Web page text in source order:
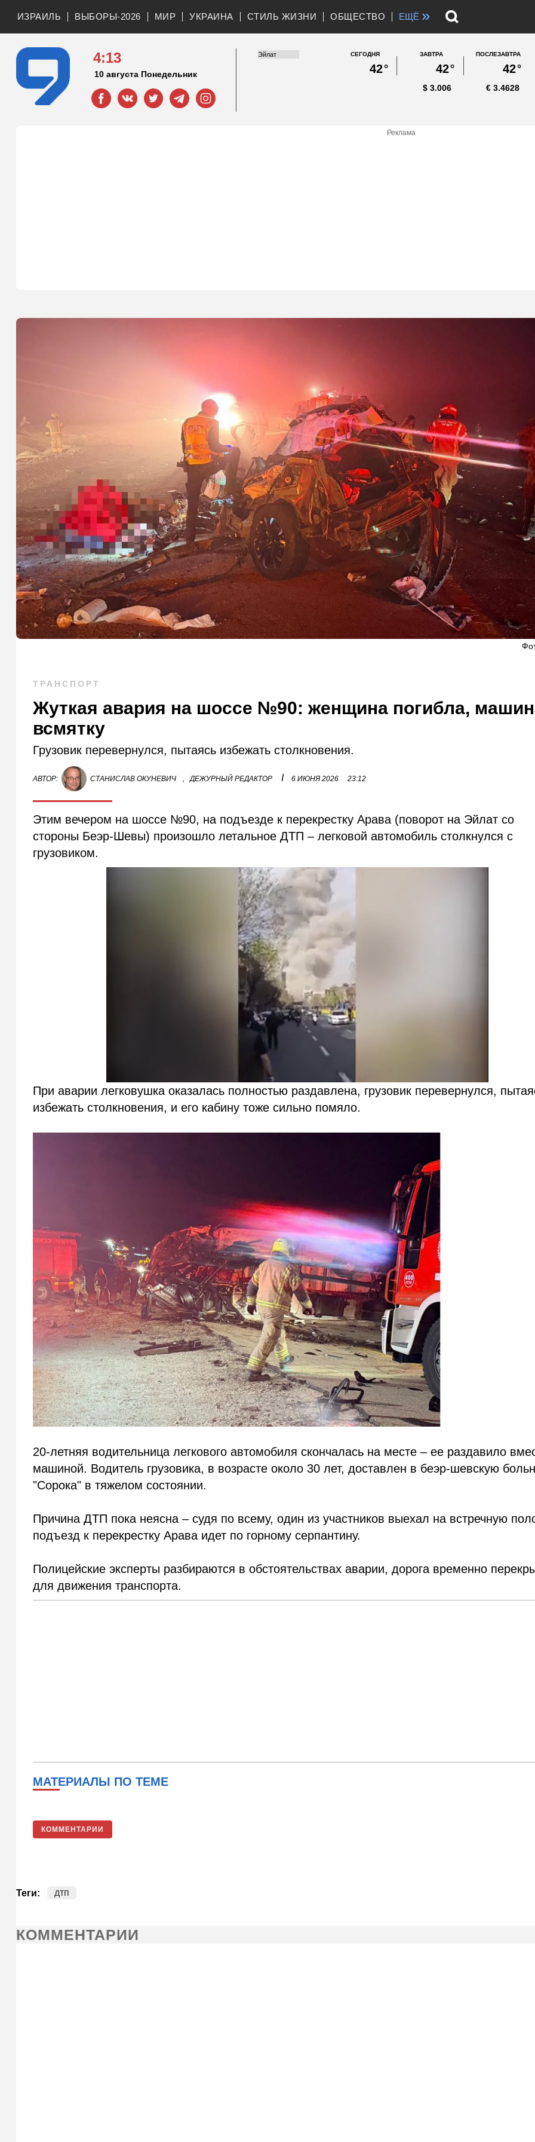
ИЗРАИЛЬ ВЫБОРЫ-2026 МИР УКРАИНА СТИЛЬ ЖИЗНИ ОБЩЕСТВО ЕЩЁ »
4:13
10 августа Понедельник
СЕГОДНЯ
42°
ЗАВТРА
42°
ПОСЛЕЗАВТРА
42°
3.006
$ 3.4628
€
Реклама
ТРАНСПОРТ
Жуткая авария на шоссе №90: женщина погибла,
всмятку
Грузовик перевернулся, пытаясь избежать столкновения.
АВТОР: СТАНИСЛАВ ОКУНЕВИЧ , ДЕЖУРНЫЙ РЕДАКТОР I 6 ИЮНЯ 2026 23:12
Этим вечером на шоссе №90, на подъезде к перекрестку Арава (поворот на Эйлат со
стороны Беэр-Шевы) произошло летальное ДТП – легковой автомобиль столкнулся с
грузовиком.
При аварии легковушка оказалась полностью раздавлена, грузовик перевернулся,
избежать столкновения, и его кабину тоже сильно помяло.
20-летняя водительница легкового автомобиля скончалась на месте – ее раздавило
машиной. Водитель грузовика, в возрасте около 30 лет, доставлен в беэр-шевскую
"Сорока" в тяжелом состоянии.
Причина ДТП пока неясна – судя по всему, один из участников выехал на встречную
подъезд к перекрестку Арава идет по горному серпантину.
Полицейские эксперты разбираются в обстоятельствах аварии, дорога временно
для движения транспорта.
МАТЕРИАЛЫ ПО ТЕМЕ
КОММЕНТАРИИ
Теги: дтп
КОММЕНТАРИИ